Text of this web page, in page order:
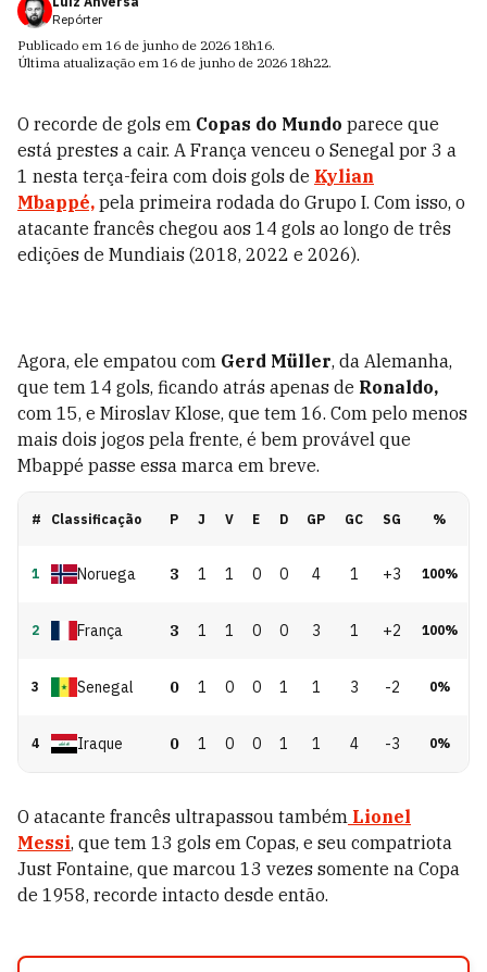
Repórter
Publicado em 16 de junho de 2026 18h16.
Última atualização em 16 de junho de 2026 18h22.
O recorde de gols em Copas do Mundo parece que
está prestes a cair. A França venceu o Senegal por 3 a
1 nesta terça-feira com dois gols de Kylian
Mbappé, pela primeira rodada do Grupo I. Com isso, o
atacante francês chegou aos 14 gols ao longo de três
edições de Mundiais (2018, 2022 e 2026).
Agora, ele empatou com Gerd Müller, da Alemanha,
que tem 14 gols, ficando atrás apenas de Ronaldo,
com 15, e Miroslav Klose, que tem 16. Com pelo menos
mais dois jogos pela frente, é bem provável que
Mbappé passe essa marca em breve.
# Classificação P J V E D GP GC SG %
1 Noruega 3 1 1 0 0 4 1 +3 100%
2 França 3 1 1 0 0 3 1 +2 100%
3 Senegal 0 1 0 0 1 1 3 -2 0%
4 Iraque 0 1 0 0 1 1 4 -3 0%
O atacante francês ultrapassou também Lionel
Messi, que tem 13 gols em Copas, e seu compatriota
Just Fontaine, que marcou 13 vezes somente na Copa
de 1958, recorde intacto desde então.